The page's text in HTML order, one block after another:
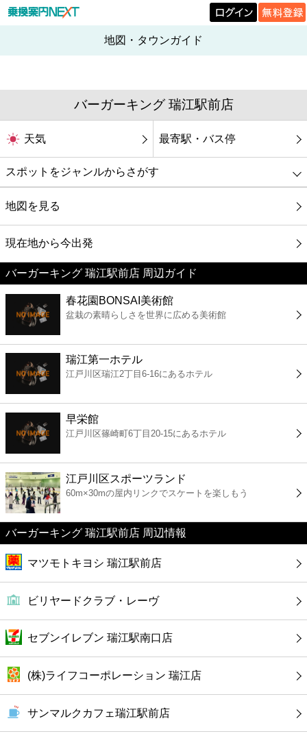
地図・タウンガイド
バーガーキング 瑞江駅前店
天気 最寄駅・バス停
スポットをジャンルからさがす
グルメ
映画
美容
コンビニ
薬局
スーパー
エンタメ
レジャー
書店
ファミレス
ファーストフード
ショッピング
銀行
公共
地図を見る
現在地から今出発
バーガーキング 瑞江駅前店 周辺ガイド
春花園BONSAI美術館
盆栽の素晴らしさを世界に広める美術館
瑞江第一ホテル
江戸川区瑞江2丁目6-16にあるホテル
早栄館
江戸川区篠崎町6丁目20-15にあるホテル
江戸川区スポーツランド
60m×30mの屋内リンクでスケートを楽しもう
バーガーキング 瑞江駅前店 周辺情報
マツモトキヨシ 瑞江駅前店
ビリヤードクラブ・レーヴ
セブンイレブン 瑞江駅南口店
(株)ライフコーポレーション 瑞江店
サンマルクカフェ瑞江駅前店